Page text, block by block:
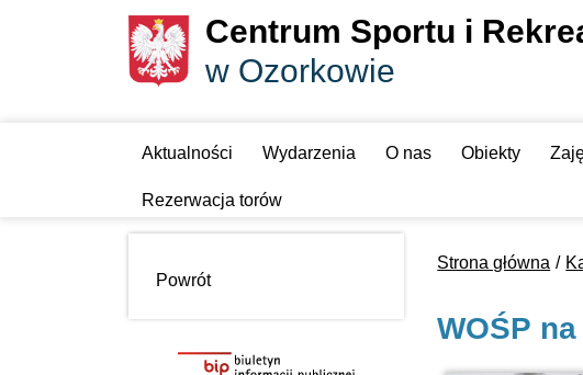
Centrum Sportu i
w Ozorkowie
Aktualności Wydarzenia O nas Obiekty
Rezerwacja torów
Strona główna
WOŚP
Powrót